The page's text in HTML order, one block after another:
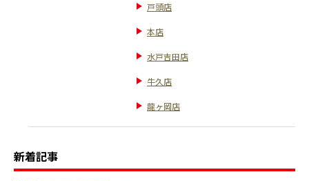
戸頭店
本店
水戸吉田店
牛久店
龍ヶ岡店
新着記事